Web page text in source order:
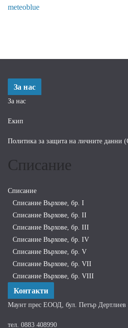
meteoblue
За нас
За нас
Екип
Политика за защита на личните данни
Списание
Списание
Списание Върхове, бр. I
Списание Върхове, бр. II
Списание Върхове, бр. III
Списание Върхове, бр. IV
Списание Върхове, бр. V
Списание Върхове, бр. VII
Списание Върхове, бр. VIII
Контакти
Маунт прес ЕООД, бул. Петър Дертлиев
тел. 0883 408990